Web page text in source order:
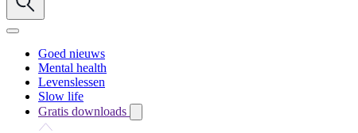
Goed nieuws
Mental health
Levenslessen
Slow life
Gratis downloads